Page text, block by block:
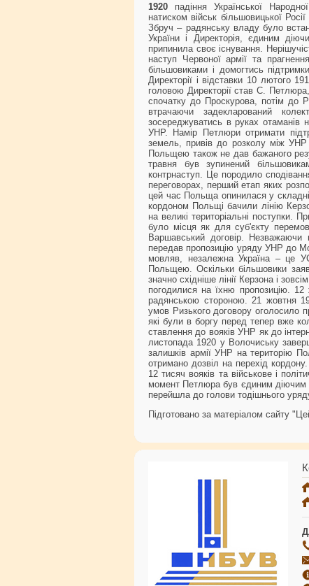
1920 падіння Української
натиском військ більшовицької
Збруч – радянську владу було
України і Директорія, єдиним
припинила своє існування.
наступ Червоної армії та
більшовиками і домогтись
Директорії і відставки 10 лютого
головою Директорії став С.
спочатку до Проскурова, потім до
втрачаючи задекларований
зосереджуватись в руках отаманів
УНР. Намір Петлюри отримати
земель, привів до розколу між УНР
Польщею також не дав бажаного
травня був зупинений
контрнаступ. Це породило
переговорах, перший етап яких
цей час Польща опинилася у
кордоном Польщі бачили лінію
на великі територіальні поступки.
було місця як для суб'єкту
Варшавський договір.
передав пропозицію уряду УНР до
мовляв, незалежна Україна – це
Польщею. Оскільки більшовики
значно східніше лінії Керзона і
погодилися на їхню пропозицію.
радянською стороною. 21 жовтня
умов Ризького договору оголосило
які були в боргу перед тепер вже
ставлення до вояків УНР як до
листопада 1920 у Волочиську
залишків армії УНР на територію
отримано дозвіл на перехід
12 тисяч вояків та військове і
момент Петлюра був єдиним діючим
перейшла до голови тодішнього
Підготовано за матеріалом сайту